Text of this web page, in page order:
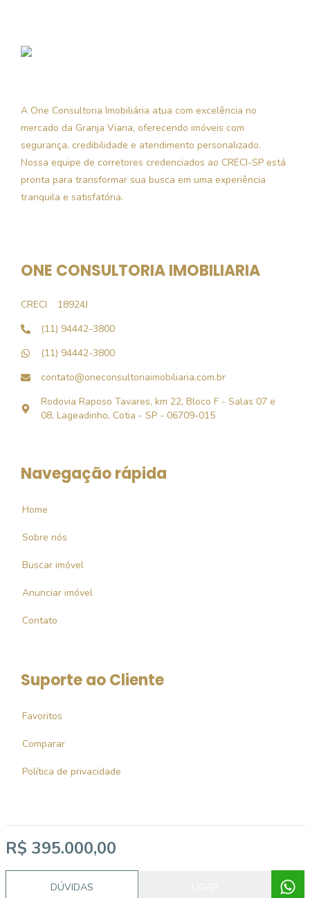
R$ 395.000,00
DÚVIDAS
A One Consultoria Imobiliária atua com excelência no
mercado da Granja Viana, oferecendo imóveis com
segurança, credibilidade e atendimento personalizado.
Nossa equipe de corretores credenciados ao CRECI-SP está
pronta para transformar sua busca em uma experiência
tranquila e satisfatória.
ONE CONSULTORIA IMOBILIARIA
CRECI
18924J
(11) 94442-3800
(11) 94442-3800
contato@oneconsultoriaimobiliaria.com.br
Rodovia Raposo Tavares, km 22, Bloco F - Salas 07 e
08, Lageadinho, Cotia - SP - 06709-015
Navegação rápida
Home
Sobre nós
Buscar imóvel
Anunciar imóvel
Contato
Suporte ao Cliente
Favoritos
Comparar
Política de privacidade
Imobiliária Certificada:
Selo de Tecnologia Loft